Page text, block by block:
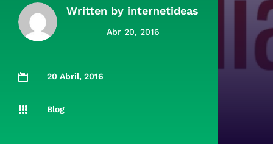
Written by internetideas
Abr 20, 2016
 20 Abril, 2016
 Blog